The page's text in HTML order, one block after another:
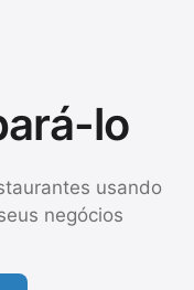
lo
usando
negócios